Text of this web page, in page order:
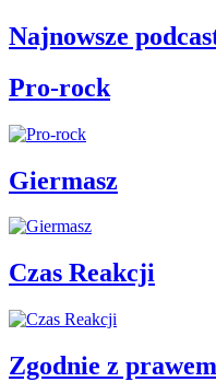
Najnowsze
Pro-rock
Giermasz
Czas Reakcji
Zgodnie z prawem